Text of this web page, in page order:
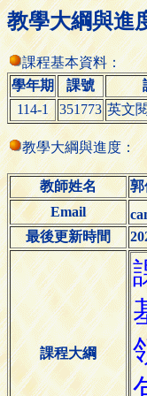
教學大綱與進
課程基本資料：
學年期
課號
114-1
351773 英文
教學大綱與進度：
教師姓名
郭
Email
最後更新時間
課程大綱